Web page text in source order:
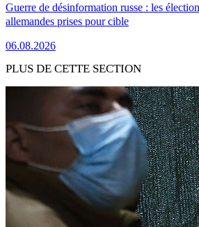
Guerre de désinformation russe : les
allemandes prises pour cible
06.08.2026
PLUS DE CETTE SECTION